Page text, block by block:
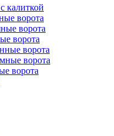
калиткой
ворота
ворота
ворота
ворота
ворота
ворота